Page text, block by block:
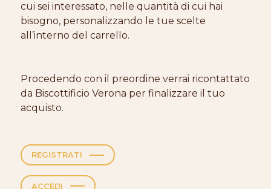
cui sei interessato, nelle quantità di cui hai
bisogno, personalizzando le tue scelte
all’interno del carrello.
Procedendo con il preordine verrai ricontattato
da Biscottificio Verona per finalizzare il tuo
acquisto.
REGISTRATI
ACCEDI